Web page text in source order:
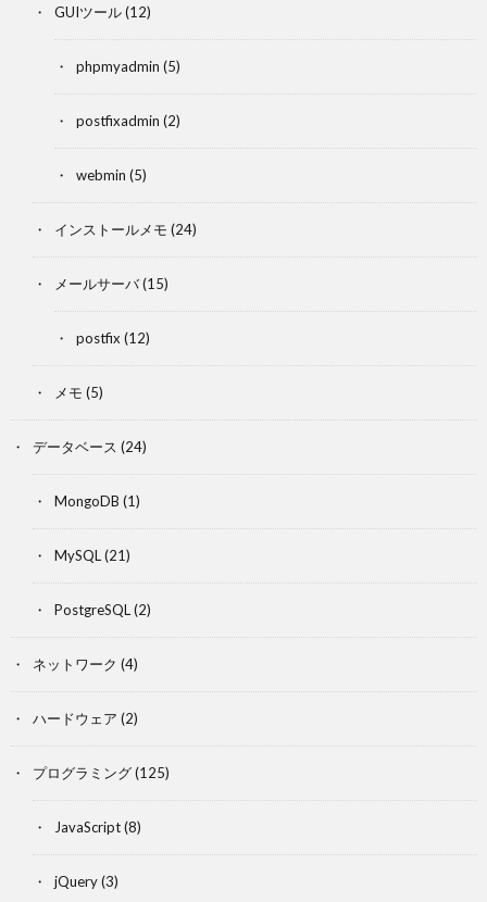
GUIツール(12)
phpmyadmin (5)
postfixadmin (2)
webmin (5)
インストールメモ (24)
メールサーバ(15)
postfix (12)
メモ (5)
データベース (24)
MongoDB (1)
MySQL(21)
PostgreSQL(2)
ネットワーク (4)
ハードウェア (2)
プログラミング(125)
JavaScript(8)
jQuery(3)